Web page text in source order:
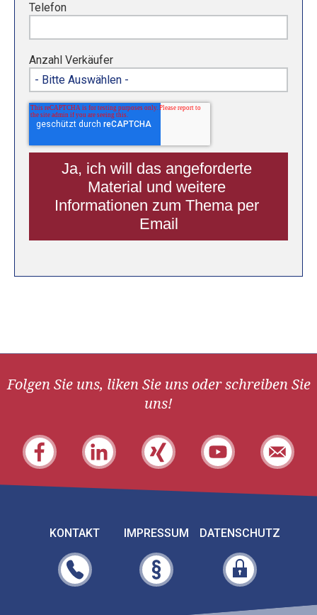
Telefon
Anzahl Verkäufer
Folgen Sie uns, liken Sie uns oder schreiben Sie
uns!
KONTAKT IMPRESSUM DATENSCHUTZ